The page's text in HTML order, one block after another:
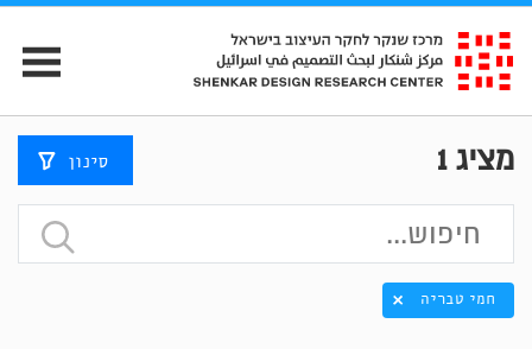
מציג1 סינון
חמי טבריה